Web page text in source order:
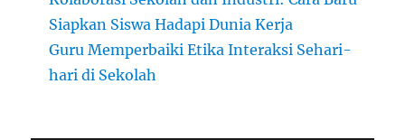
Siapkan Siswa Hadapi Dunia Kerja
Guru Memperbaiki Etika Interaksi Sehari-
hari di Sekolah